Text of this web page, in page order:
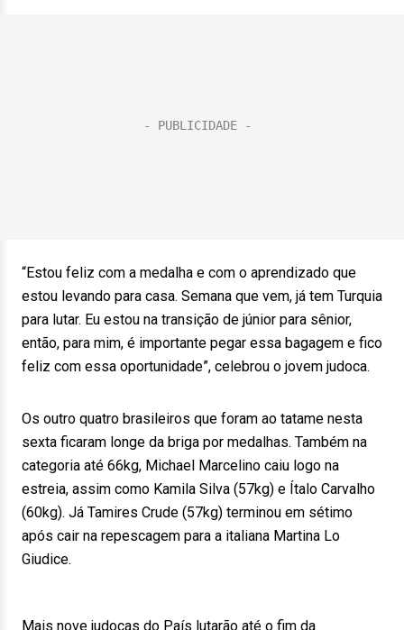
“Estou feliz com a medalha e com o aprendizado que
estou levando para casa. Semana que vem, já tem Turquia
para lutar. Eu estou na transição de júnior para sênior,
então, para mim, é importante pegar essa bagagem e fico
feliz com essa oportunidade”, celebrou o jovem judoca.
Os outro quatro brasileiros que foram ao tatame nesta
sexta ficaram longe da briga por medalhas. Também na
categoria até 66kg, Michael Marcelino caiu logo na
estreia, assim como Kamila Silva (57kg) e Ítalo Carvalho
(60kg). Já Tamires Crude (57kg) terminou em sétimo
após cair na repescagem para a italiana Martina Lo
Giudice.
Mais nove judocas do País lutarão até o fim da